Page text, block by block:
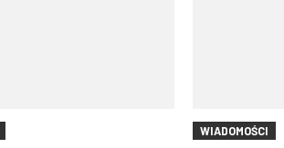
WIADOMOŚCI